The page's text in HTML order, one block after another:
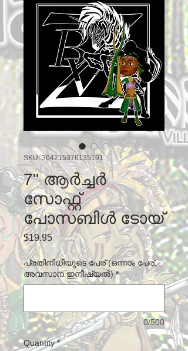
SKU: 364215376135191
7" ആർച്ചർ
സോഫ്റ്റ്
പോസബിൾ ടോയ്
$19.95Price
പ്രതിനിധിയുടെ പേര് (ഒന്നാം പേര്,
അവസാന ഇനീഷ്യൽ) *
0/500
Quantity *